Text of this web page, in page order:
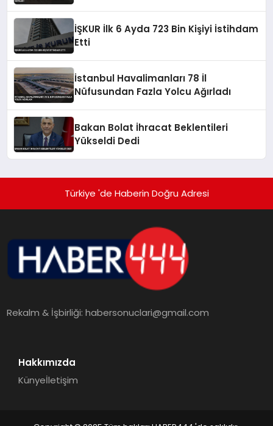
İŞKUR İlk 6 Ayda 723 Bin Kişiyi İstihdam
Etti
İstanbul Havalimanları 78 İl
Nüfusundan Fazla Yolcu Ağırladı
Bakan Bolat İhracat Beklentileri
Yükseldi Dedi
Türkiye 'de Haberin Doğru Adresi
Rekalm & İşbirliği:habersonuclari@gmail.com
Hakkımızda
Künyeİletişim